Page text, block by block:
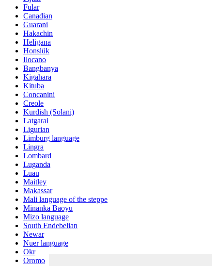
Fular
Canadian
Guarani
Hakachin
Heligana
Honslük
Ilocano
Bangbanya
Kigahara
Kituba
Concanini
Creole
Kurdish (Solani)
Latgarai
Ligurian
Limburg language
Lingra
Lombard
Luganda
Luau
Maitley
Makassar
Mali language of the steppe
Minanka Baoyu
Mizo language
South Endebelian
Newar
Nuer language
Okr
Oromo